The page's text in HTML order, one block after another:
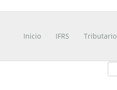
Inicio IFRS Tributario